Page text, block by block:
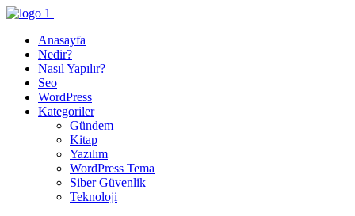
Anasayfa
Nedir?
Nasıl Yapılır?
Seo
WordPress
Kategoriler
Gündem
Kitap
Yazılım
WordPress Tema
Siber Güvenlik
Teknoloji